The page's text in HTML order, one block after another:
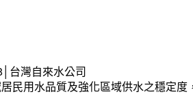
台灣自來水公司
民用水品質及強化區域供水之穩定